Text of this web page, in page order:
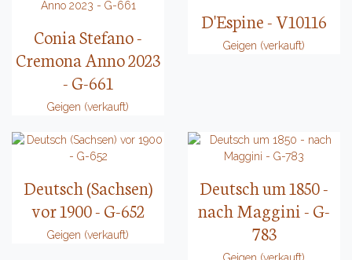
Conia Stefano -
Cremona Anno 2023
- G-661
Geigen (verkauft)
D'Espine - V10116
Geigen (verkauft)
Deutsch (Sachsen)
vor 1900 - G-652
Geigen (verkauft)
Deutsch um 1850 -
nach Maggini - G-
783
Geigen (verkauft)